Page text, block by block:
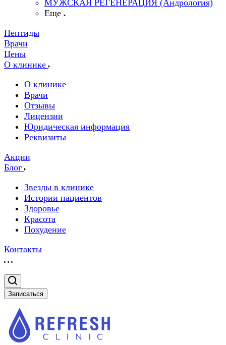
МУЖСКАЯ РЕГЕНЕРАЦИЯ (Андрология)
Еще
Пептиды
Врачи
Цены
О клинике
О клинике
Врачи
Отзывы
Лицензии
Юридическая информация
Реквизиты
Акции
Блог
Звезды в клинике
Истории пациентов
Здоровье
Красота
Похудение
Контакты
Записаться